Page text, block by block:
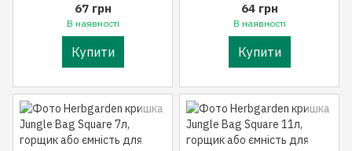
67 грн
В наявності
Купити
64 грн
В наявності
Купити